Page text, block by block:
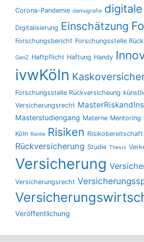
Corona-Pandemie demografie
Digitalisierung Einschätzung
Forschungsbericht Forschungsstelle
GenZ Haftpflicht Haftung Handy
ivwKöln
Forschungsstelle Rückversicheung
Versicherungsrecht
Masterstudiengang Materne Mentoring
Köln Rente Risiken Risikobereitschaft
Rückversicherung Studie Thesis
Versicherung
Versicherungsrecht
Veröffentlichung